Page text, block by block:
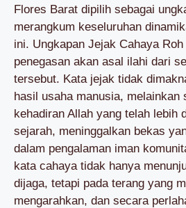
Flores Barat dipilih sebagai
merangkum keseluruhan
ini. Ungkapan Jejak Cahaya
penegasan akan asal ilahi dari
tersebut. Kata jejak tidak
hasil usaha manusia, melainkan
kehadiran Allah yang telah lebih
sejarah, meninggalkan bekas
dalam pengalaman iman
kata cahaya tidak hanya
dijaga, tetapi pada terang yang
mengarahkan, dan secara